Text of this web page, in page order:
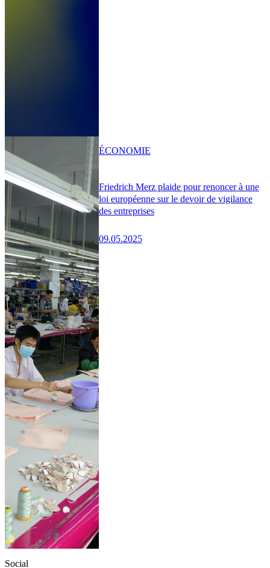
Friedrich Merz plaide pour renoncer à une
loi européenne sur le devoir de vigilance
des entreprises
09.05.2025
ÉCONOMIE
Social